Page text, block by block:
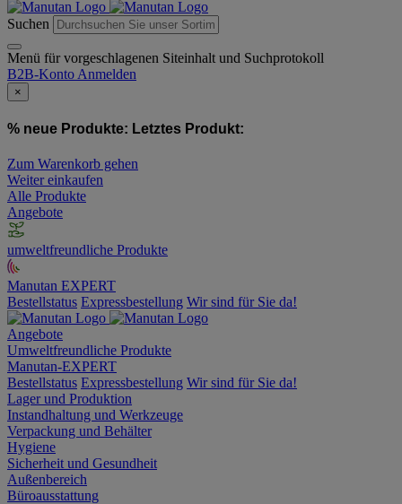
Suchen
Menü für vorgeschlagenen Siteinhalt und Suchprotokoll
B2B-Konto Anmelden
×
% neue Produkte: Letztes Produkt:
Zum Warenkorb gehen
Weiter einkaufen
Alle Produkte
Angebote
umweltfreundliche Produkte
Manutan EXPERT
Bestellstatus Expressbestellung Wir sind für Sie da!
Angebote
Umweltfreundliche Produkte
Manutan-EXPERT
Bestellstatus Expressbestellung Wir sind für Sie da!
Lager und Produktion
Instandhaltung und Werkzeuge
Verpackung und Behälter
Hygiene
Sicherheit und Gesundheit
Außenbereich
Büroausstattung